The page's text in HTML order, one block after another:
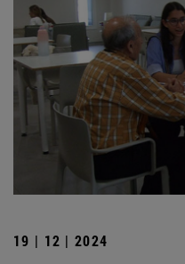
19 | 12 | 2024